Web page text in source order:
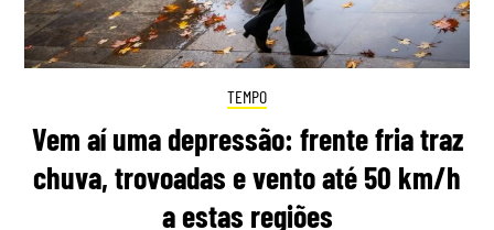
TEMPO
Vem aí uma depressão: frente fria traz
chuva, trovoadas e vento até 50 km/h
a estas regiões